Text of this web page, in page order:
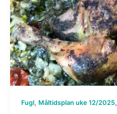
Fugl, Måltidsplan uke 12/2025,